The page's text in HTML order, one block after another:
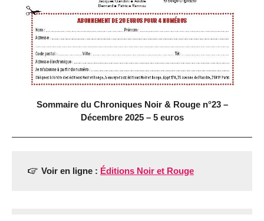
Sommaire du Chroniques Noir & Rouge n°23 –
Décembre 2025 – 5 euros
Voir en ligne : Éditions Noir et Rouge